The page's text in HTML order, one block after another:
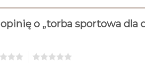
o „torba sportowa dla